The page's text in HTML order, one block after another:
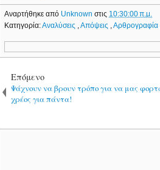
Αναρτήθηκε από Unknownστις 10:30:00 π.μ.
Κατηγορία:Αναλύσεις ,Απόψεις ,Αρθρογραφία
Επόμενο
Ψάχνουν να βρουν τρόπο για να μας
χρέος για πάντα!